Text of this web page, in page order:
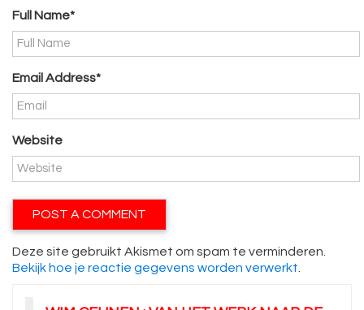
Full Name*
Email Address*
Website
Deze site gebruikt Akismet om spam te verminderen.
Bekijk hoe je reactie gegevens worden verwerkt